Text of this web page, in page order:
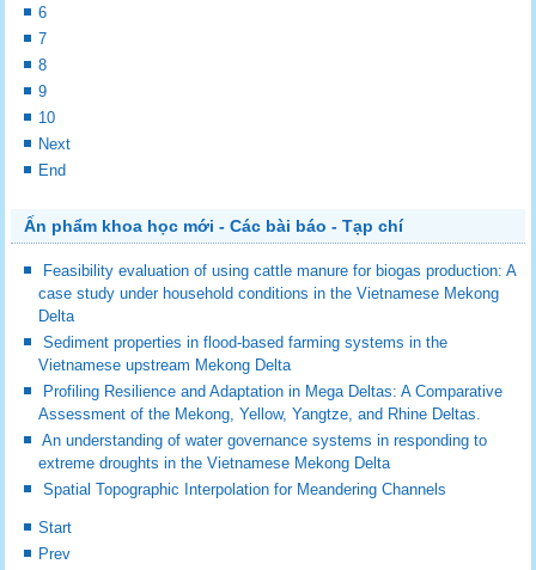
6
7
8
9
10
Next
End
Ấn phẩm khoa học mới - Các bài báo - Tạp chí
Feasibility evaluation of using cattle manure for biogas production: A
case study under household conditions in the Vietnamese Mekong
Delta
Sediment properties in flood-based farming systems in the
Vietnamese upstream Mekong Delta
Profiling Resilience and Adaptation in Mega Deltas: A Comparative
Assessment of the Mekong, Yellow, Yangtze, and Rhine Deltas.
An understanding of water governance systems in responding to
extreme droughts in the Vietnamese Mekong Delta
Spatial Topographic Interpolation for Meandering Channels
Start
Prev